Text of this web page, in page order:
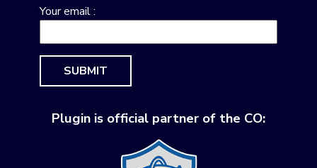
Your email :
SUBMIT
Plugin is official partner of the CO: